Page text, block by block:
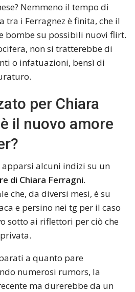
Nemmeno il tempo di
tra i Ferragnez è finita, che il
bombe su possibili nuovi flirt.
non si tratterebbe di
o infatuazioni, bensì di
per Chiara
il nuovo amore
alcuni indizi su un
di Chiara Ferragni.
che, da diversi mesi, è su
e persino nei tg per il caso
sotto ai riflettori per ciò che
a quanto pare
numerosi rumors, la
ma durerebbe da un